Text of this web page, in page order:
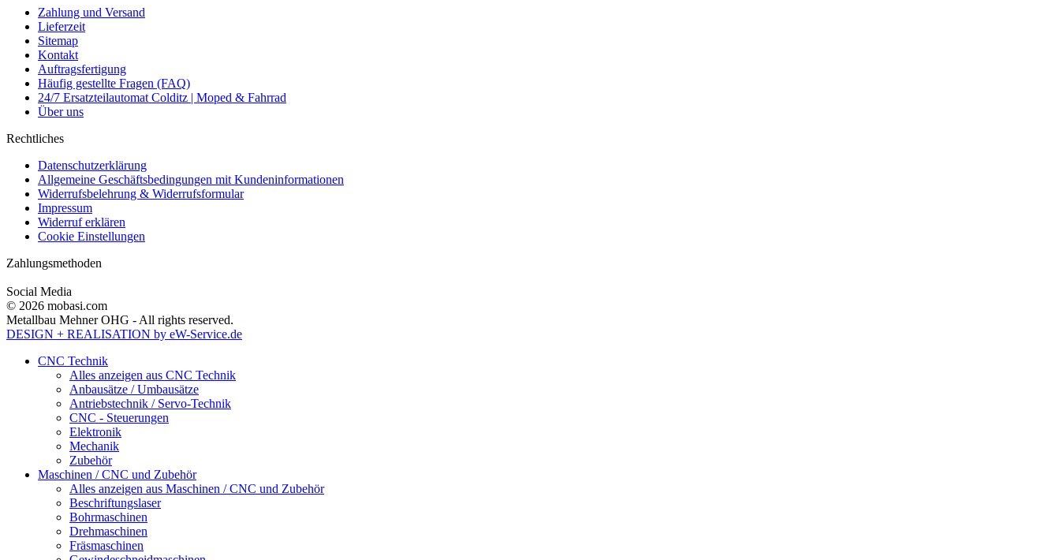
Zahlung und Versand
Lieferzeit
Sitemap
Kontakt
Auftragsfertigung
Häufig gestellte Fragen (FAQ)
24/7 Ersatzteilautomat Colditz | Moped & Fahrrad
Über uns
Rechtliches
Datenschutzerklärung
Allgemeine Geschäftsbedingungen mit Kundeninformationen
Widerrufsbelehrung & Widerrufsformular
Impressum
Widerruf erklären
Cookie Einstellungen
Zahlungsmethoden
Social Media
© 2026 mobasi.com
Metallbau Mehner OHG - All rights reserved.
DESIGN + REALISATION by eW-Service.de
CNC Technik
Alles anzeigen aus CNC Technik
Anbausätze / Umbausätze
Antriebstechnik / Servo-Technik
CNC - Steuerungen
Elektronik
Mechanik
Zubehör
Maschinen / CNC und Zubehör
Alles anzeigen aus Maschinen / CNC und Zubehör
Beschriftungslaser
Bohrmaschinen
Drehmaschinen
Fräsmaschinen